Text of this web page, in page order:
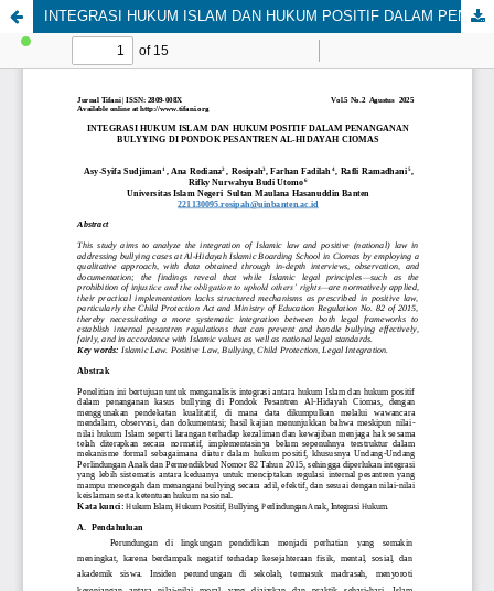
INTEGRASI HUKUM ISLAM DAN HUKUM POSITIF DALAM PENANGANAN BULYYING DI PONDOK PESANTREN AL-HIDAYAH CIOMAS